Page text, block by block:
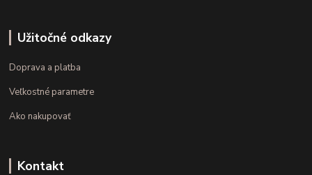
Užitočné odkazy
Doprava a platba
Veľkostné parametre
Ako nakupovať
Kontakt